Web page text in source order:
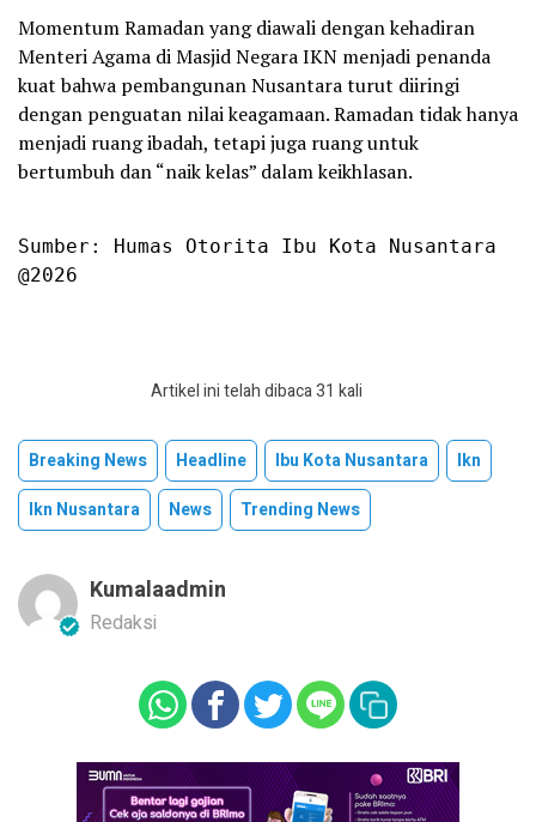
Momentum Ramadan yang diawali dengan kehadiran
Menteri Agama di Masjid Negara IKN menjadi penanda
kuat bahwa pembangunan Nusantara turut diiringi
dengan penguatan nilai keagamaan. Ramadan tidak hanya
menjadi ruang ibadah, tetapi juga ruang untuk
bertumbuh dan “naik kelas” dalam keikhlasan.
Sumber: Humas Otorita Ibu Kota Nusantara
@2026
Artikel ini telah dibaca 31 kali
Breaking News Headline Ibu Kota Nusantara
Ikn
Ikn Nusantara
News Trending News
Kumalaadmin
Redaksi